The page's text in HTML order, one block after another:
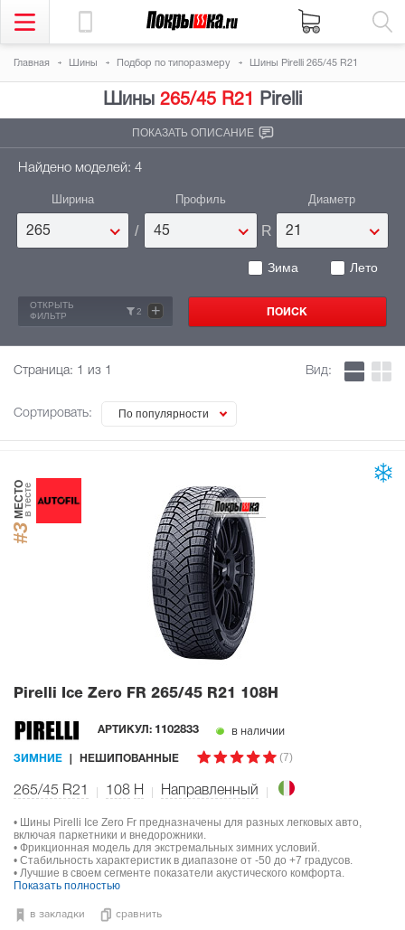
Главная Шины Подбор по типоразмеру Шины Pirelli 265/45 R21
Шины 265/45 R21 Pirelli
ПОКАЗАТЬ ОПИСАНИЕ
Найдено моделей: 4
Ширина
265 /
Профиль
45 R
Диаметр
21
Зима Лето
ОТКРЫТЬ
ФИЛЬТР
2 +
Страница: 1 из 1
Сортировать: По популярности
Вид:
#3
МЕСТОв тесте
Pirelli Ice Zero FR 265/45 R21 108H
АРТИКУЛ: 1102833 в наличии
ЗИМНИЕ НЕШИПОВАННЫЕ (7)
265/45 R21 108 H Направленный
• Шины Pirelli Ice Zero Fr предназначены для разных легковых авто,
включая паркетники и внедорожники.
• Фрикционная модель для экстремальных зимних условий.
• Стабильность характеристик в диапазоне от -50 до +7 градусов.
• Лучшие в своем сегменте показатели акустического комфорта.
Показать полностью
в закладки сравнить